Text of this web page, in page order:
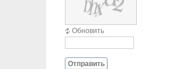
Обновить
Отправить